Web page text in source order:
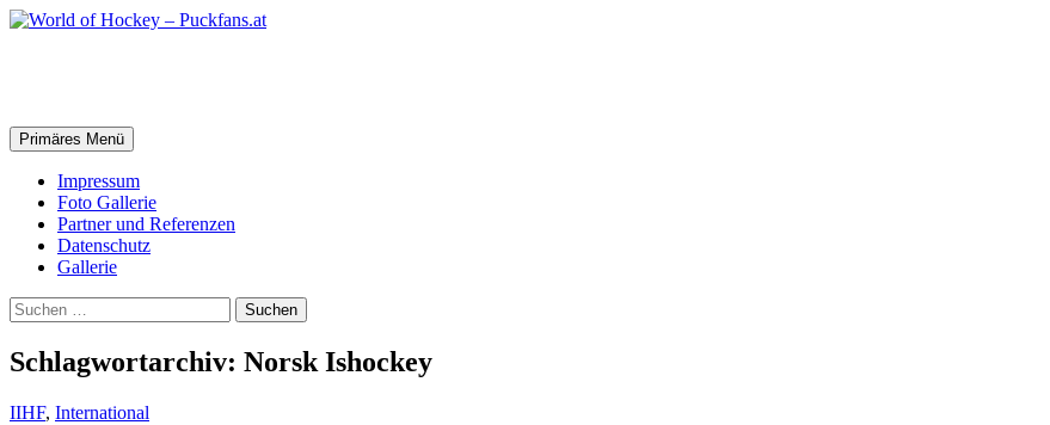
Zum
Suchen
Primäres Menü
Impressum
Foto Gallerie
Partner und Referenzen
Datenschutz
Gallerie
Suchen
nach:
Schlagwortarchiv: Norsk Ishockey
IIHF, International